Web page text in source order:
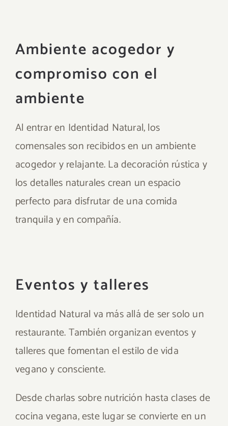
Ambiente acogedor y
compromiso con el
ambiente
Al entrar en Identidad Natural, los
comensales son recibidos en un ambiente
acogedor y relajante. La decoración rústica y
los detalles naturales crean un espacio
perfecto para disfrutar de una comida
tranquila y en compañía.
Eventos y talleres
Identidad Natural va más allá de ser solo un
restaurante. También organizan eventos y
talleres que fomentan el estilo de vida
vegano y consciente.
Desde charlas sobre nutrición hasta clases de
cocina vegana, este lugar se convierte en un